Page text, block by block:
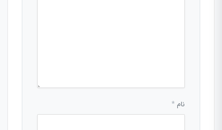
نام *